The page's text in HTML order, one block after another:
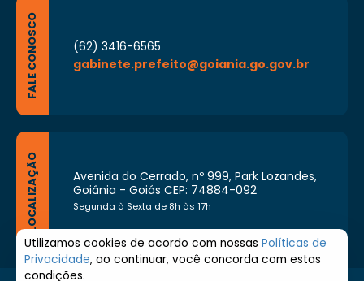
FALE CONOSCO
(62) 3416-6565
gabinete.prefeito@goiania.go.gov.br
LOCALIZAÇÃO
Avenida do Cerrado, nº 999, Park Lozandes,
Goiânia - Goiás CEP: 74884-092
Segunda à Sexta de 8h às 17h
Utilizamos cookies de acordo com nossas Políticas de
Privacidade, ao continuar, você concorda com estas
condições.